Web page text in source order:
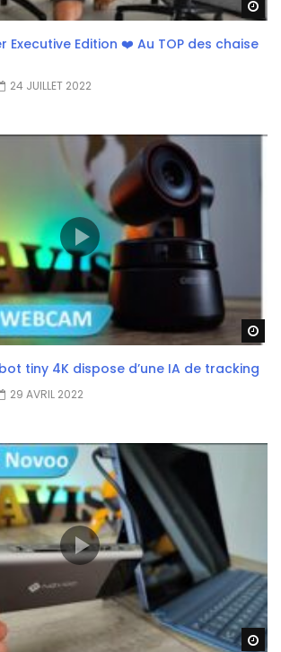
Executive Edition ❤️ Au TOP des chaise
24 JUILLET 2022
tiny 4K dispose d’une IA de tracking
29 AVRIL 2022